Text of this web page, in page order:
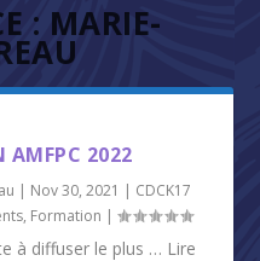
: MARIE-
AMFPC 2022
| Nov 30, 2021 | CDCK17
, Formation |
à diffuser le plus … Lire